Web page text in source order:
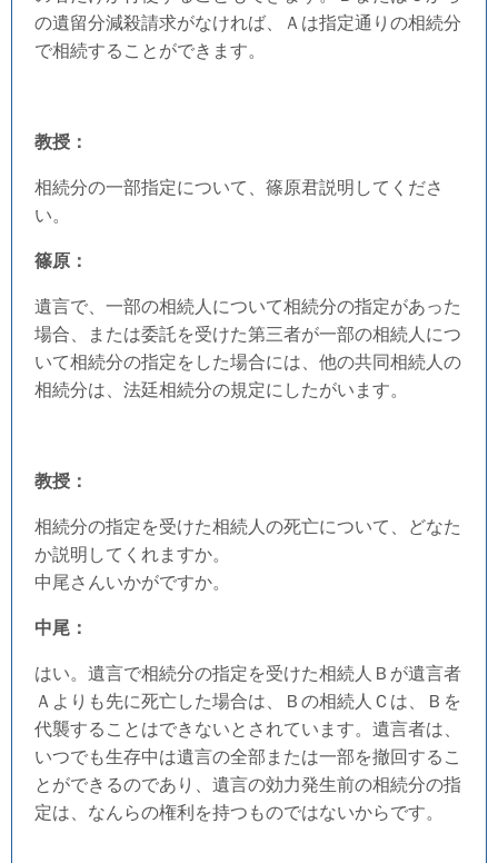
の遺留分減殺請求がなければ、Ａは指定通りの相続分
で相続することができます。
教授：
相続分の一部指定について、篠原君説明してくださ
い。
篠原：
遺言で、一部の相続人について相続分の指定があった
場合、または委託を受けた第三者が一部の相続人につ
いて相続分の指定をした場合には、他の共同相続人の
相続分は、法廷相続分の規定にしたがいます。
教授：
相続分の指定を受けた相続人の死亡について、どなた
か説明してくれますか。
中尾さんいかがですか。
中尾：
はい。遺言で相続分の指定を受けた相続人Ｂが遺言者
Ａよりも先に死亡した場合は、Ｂの相続人Ｃは、Ｂを
代襲することはできないとされています。遺言者は、
いつでも生存中は遺言の全部または一部を撤回するこ
とができるのであり、遺言の効力発生前の相続分の指
定は、なんらの権利を持つものではないからです。